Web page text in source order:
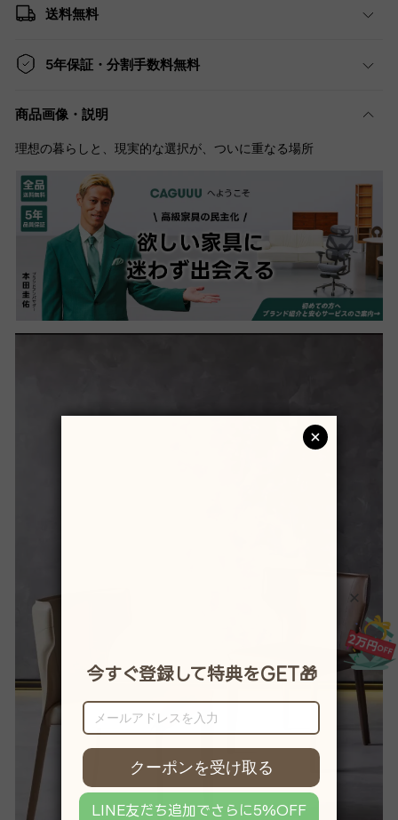
送料無料
5年保証・分割手数料無料
商品画像・説明
理想の暮らしと、現実的な選択が、ついに重なる場所